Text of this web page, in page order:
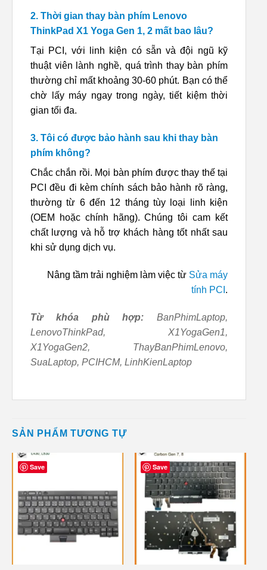
2. Thời gian thay bàn phím Lenovo
ThinkPad X1 Yoga Gen 1, 2 mất bao lâu?
Tại PCI, với linh kiện có sẵn và đội ngũ kỹ
thuật viên lành nghề, quá trình thay bàn phím
thường chỉ mất khoảng 30-60 phút. Bạn có thể
chờ lấy máy ngay trong ngày, tiết kiệm thời
gian tối đa.
3. Tôi có được bảo hành sau khi thay bàn
phím không?
Chắc chắn rồi. Mọi bàn phím được thay thế tại
PCI đều đi kèm chính sách bảo hành rõ ràng,
thường từ 6 đến 12 tháng tùy loại linh kiện
(OEM hoặc chính hãng). Chúng tôi cam kết
chất lượng và hỗ trợ khách hàng tốt nhất sau
khi sử dụng dịch vụ.
Nâng tầm trải nghiệm làm việc từ Sửa máy
tính PCI .
Từ khóa phù hợp: BanPhimLaptop,
LenovoThinkPad, X1YogaGen1,
X1YogaGen2, ThayBanPhimLenovo,
SuaLaptop, PCIHCM, LinhKienLaptop
SẢN PHẨM TƯƠNG TỰ
Save Save